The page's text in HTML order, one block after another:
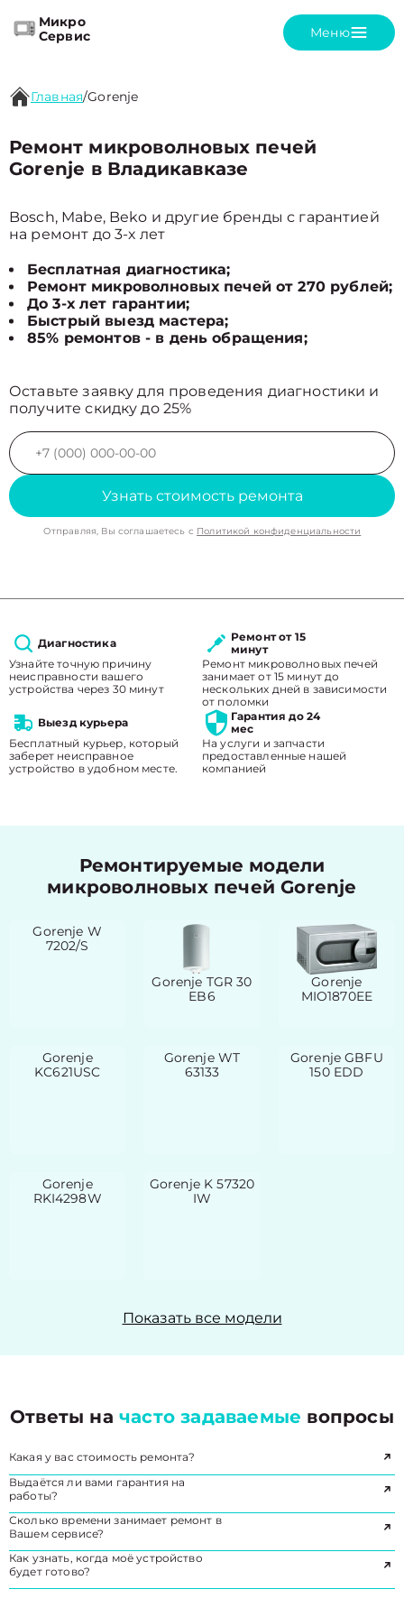
Микро
Сервис
Меню
Главная/Gorenje
Ремонт микроволновых печей
Gorenje в Владикавказе
Bosch, Mabe, Beko и другие бренды с гарантией
на ремонт до 3-х лет
Бесплатная диагностика;
Ремонт микроволновых печей от 270 рублей;
До 3-х лет гарантии;
Быстрый выезд мастера;
85% ремонтов - в день обращения;
Оставьте заявку для проведения диагностики и
получите скидку до 25%
Узнать стоимость ремонта
Отправляя, Вы соглашаетесь с Политикой конфиденциальности
Диагностика
Узнайте точную причину
неисправности вашего
устройства через 30 минут
Ремонт от 15
минут
Ремонт микроволновых печей
занимает от 15 минут до
нескольких дней в зависимости
от поломки
Выезд курьера
Бесплатный курьер, который
заберет неисправное
устройство в удобном месте.
Гарантия до 24
мес
На услуги и запчасти
предоставленные нашей
компанией
Ремонтируемые модели
микроволновых печей Gorenje
Gorenje W
7202/S
Gorenje TGR 30
EB6
Gorenje
MIO1870EE
Gorenje
KC621USC
Gorenje WT
63133
Gorenje GBFU
150 EDD
Gorenje
RKI4298W
Gorenje K 57320
IW
Показать все модели
Ответы начасто задаваемые вопросы
Какая у вас стоимость ремонта?
Выдаётся ли вами гарантия на
работы?
Сколько времени занимает ремонт в
Вашем сервисе?
Как узнать, когда моё устройство
будет готово?